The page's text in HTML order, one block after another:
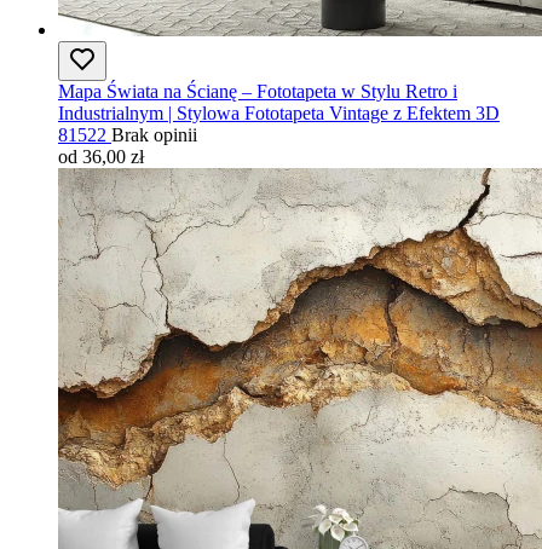
Mapa Świata na Ścianę – Fototapeta w Stylu Retro i
Industrialnym | Stylowa Fototapeta Vintage z Efektem 3D
81522 Brak opinii
od 36,00 zł